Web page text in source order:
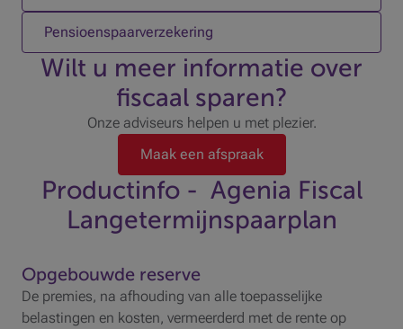
3 op 3
Pensioenspaarverzekering
Wilt u meer informatie over
fiscaal sparen?
Onze adviseurs helpen u met plezier.
Maak een afspraak
Productinfo - Agenia Fiscal
Langetermijnspaarplan
Opgebouwde reserve
De premies, na afhouding van alle toepasselijke
belastingen en kosten, vermeerderd met de rente op